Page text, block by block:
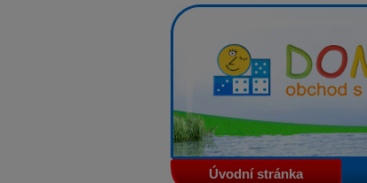
Domino - obchod s
Úvodní stránka